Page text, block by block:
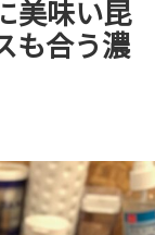
美味い昆
も合う濃